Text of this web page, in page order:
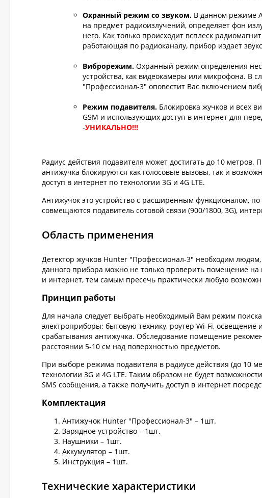
Охранный режим со звуком. В данном режиме
на предмет радиоизлучений, определяет фон
него. Как только происходит всплеск
работающая по радиоканалу, прибор издает
Виброрежим. Охранный режим определения
устройства, как видеокамеры или микрофона. В
"Профессионал-3" оповестит Вас включением
Режим подавителя. Блокировка жучков и всех
GSM и использующих доступ в интернет для
-УНИКАЛЬНО!!!
Радиус действия подавителя может достигать до 10
антижучка блокируются как голосовые вызовы, так и
доступ в интернет по технологии 3G и 4G LTE.
Антижучок это устройство с расширенным функционалом,
совмещаются подавитель сотовой связи (900/1800, 3G),
Область применения
Детектор жучков Hunter "Профессионал-3" необходим
данного прибора можно не только проверить помещение на
и интернет, тем самым пресечь практически любую
Принцип работы
Для начала следует выбрать необходимый Вам режим
электроприборы: бытовую технику, роутер Wi-Fi,
срабатывания антижучка. Обследование помещение
расстоянии 5-10 см над поверхностью предметов.
При выборе режима подавителя в радиусе действия (до 10
технологии 3G и 4G LTE. Таким образом не будет
SMS сообщения, а также получить доступ в интернет
Комплектация
Антижучок Hunter "Профессионал-3" – 1шт.
Зарядное устройство – 1шт.
Наушники – 1шт.
Аккумулятор – 1шт.
Инструкция – 1шт.
Технические характеристики